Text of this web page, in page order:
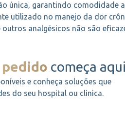
única, garantindo comodidade
utilizado no manejo da dor
outros analgésicos não são
começa
e conheça soluções que
do seu hospital ou clínica.